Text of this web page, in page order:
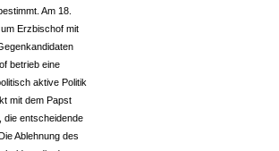
Am 18.
Erzbischof mit
betrieb eine
aktive Politik
mit dem Papst
die entscheidende
Ablehnung des